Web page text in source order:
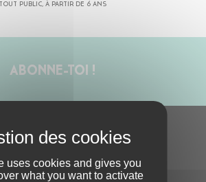
TOUT PUBLIC, À PARTIR DE 6 ANS
ABONNE-TOI !
À LA NEWSLETTER
uses cookies and gives you
what you want to activate